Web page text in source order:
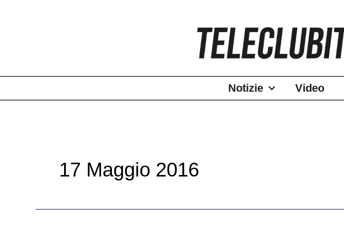
Notizie Video
17 Maggio 2016